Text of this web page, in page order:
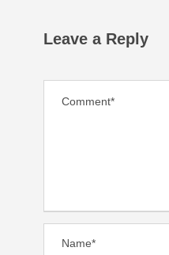
Leave a Reply